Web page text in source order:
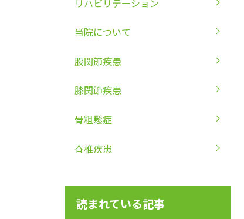
当院について
股関節疾患
膝関節疾患
骨粗鬆症
脊椎疾患
読まれている記事